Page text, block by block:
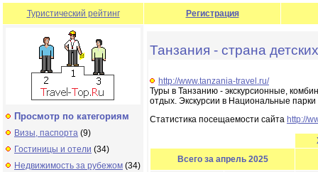
Туристический рейтинг Регистрация
Просмотр по категориям
Визы, паспорта (9)
Гостиницы и отели (34)
Недвижимость за рубежом (34)
Танзания - страна
http://www.tanzania-travel.ru/
Туры в Танзанию - экскурсионные,
отдых. Экскурсии в Национальные
Статистика посещаемости сайта http://
Всего за апрель 2025